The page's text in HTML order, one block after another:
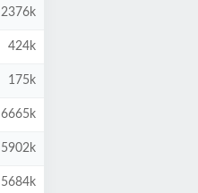
2376k
424k
175k
6665k
5902k
5684k